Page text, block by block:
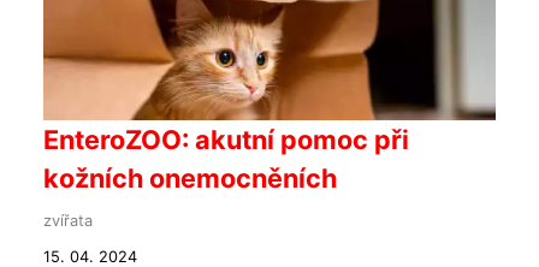
EnteroZOO: akutní pomoc při
kožních onemocněních
zvířata
15. 04. 2024